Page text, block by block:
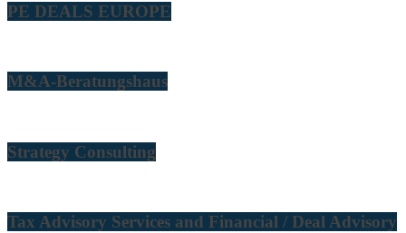
PE DEALS EUROPE
M&A-Beratungshaus
Strategy Consulting
Tax Advisory Services and Financial / Deal Advisory